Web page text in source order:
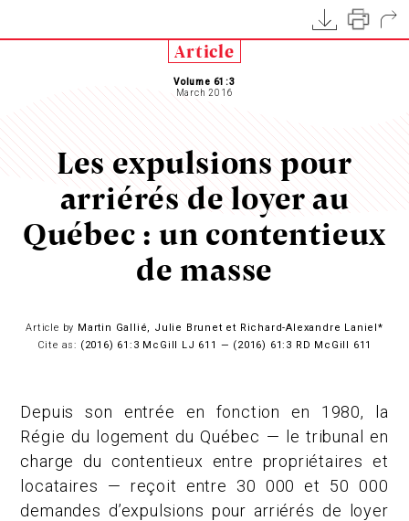
Article
Volume 61:3
March 2016
Les expulsions pour
arriérés de loyer au
Québec : un contentieux
de masse
Article by Martin Gallié, Julie Brunet et Richard-Alexandre Laniel*
Cite as: (2016) 61:3 McGill LJ 611 — (2016) 61:3 RD McGill 611
Depuis son entrée en fonction en 1980, la
Régie du logement du Québec — le tribunal en
charge du contentieux entre propriétaires et
locataires — reçoit entre 30 000 et 50 000
demandes d’expulsions pour arriérés de loyer